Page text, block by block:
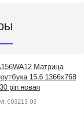
Матрица
15.6 1366x768
pin новая
003213-03